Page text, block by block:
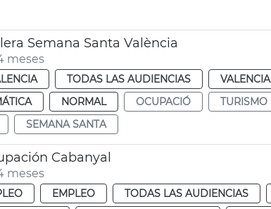
Semana Santa València
meses
TODAS LAS AUDIENCIAS VALENCIA
NORMAL OCUPACIÓ TURISMO
SEMANA SANTA
Cabanyal
meses
EMPLEO TODAS LAS AUDIENCIAS